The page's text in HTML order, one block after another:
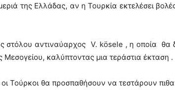
της Ελλάδας, αν η Τουρκία εκτελέσει
στόλου αντιναύαρχος V. kösele , η οποία θα
καλύπτοντας μια τεράστια έκταση .
Τούρκοι θα προσπαθήσουν να τεστάρουν